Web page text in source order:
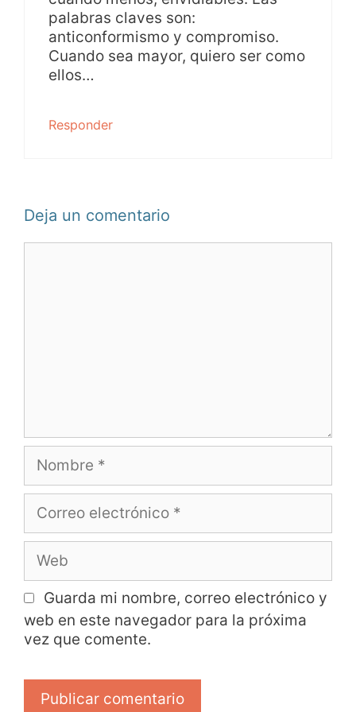
palabras claves son:
anticonformismo y compromiso.
Cuando sea mayor, quiero ser como
ellos…
Responder
Deja un comentario
Guarda mi nombre, correo electrónico y
web en este navegador para la próxima
vez que comente.